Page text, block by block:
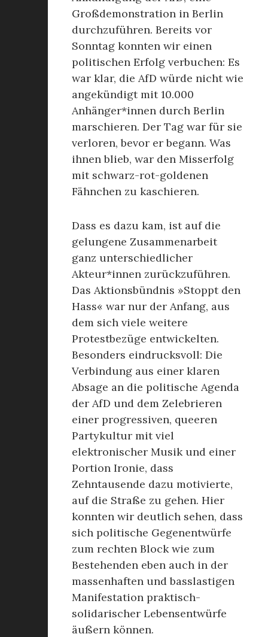
Großdemonstration in Berlin
durchzuführen. Bereits vor
Sonntag konnten wir einen
politischen Erfolg verbuchen: Es
war klar, die AfD würde nicht wie
angekündigt mit 10.000
Anhänger*innen durch Berlin
marschieren. Der Tag war für sie
verloren, bevor er begann. Was
ihnen blieb, war den Misserfolg
mit schwarz-rot-goldenen
Fähnchen zu kaschieren.
Dass es dazu kam, ist auf die
gelungene Zusammenarbeit
ganz unterschiedlicher
Akteur*innen zurückzuführen.
Das Aktionsbündnis »Stoppt den
Hass« war nur der Anfang, aus
dem sich viele weitere
Protestbezüge entwickelten.
Besonders eindrucksvoll: Die
Verbindung aus einer klaren
Absage an die politische Agenda
der AfD und dem Zelebrieren
einer progressiven, queeren
Partykultur mit viel
elektronischer Musik und einer
Portion Ironie, dass
Zehntausende dazu motivierte,
auf die Straße zu gehen. Hier
konnten wir deutlich sehen, dass
sich politische Gegenentwürfe
zum rechten Block wie zum
Bestehenden eben auch in der
massenhaften und basslastigen
Manifestation praktisch-
solidarischer Lebensentwürfe
äußern können.